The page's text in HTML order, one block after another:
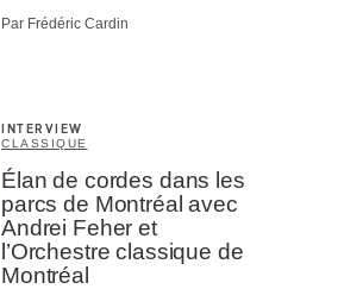
Par Frédéric Cardin
INTERVIEW
CLASSIQUE
Élan de cordes dans les
parcs de Montréal avec
Andrei Feher et
l’Orchestre classique de
Montréal